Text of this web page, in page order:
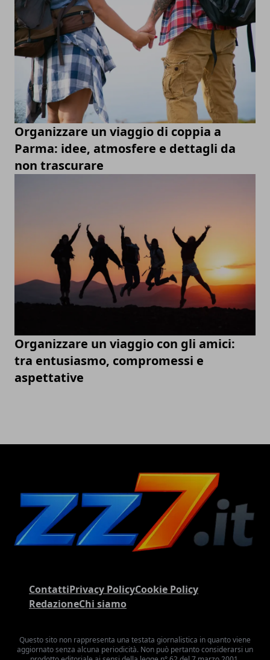
Organizzare un viaggio di coppia a
Parma: idee, atmosfere e dettagli da
non trascurare
Organizzare un viaggio con gli amici:
tra entusiasmo, compromessi e
aspettative
ContattiPrivacy PolicyCookie Policy
RedazioneChi siamo
Questo sito non rappresenta una testata giornalistica in quanto viene
aggiornato senza alcuna periodicità. Non può pertanto considerarsi un